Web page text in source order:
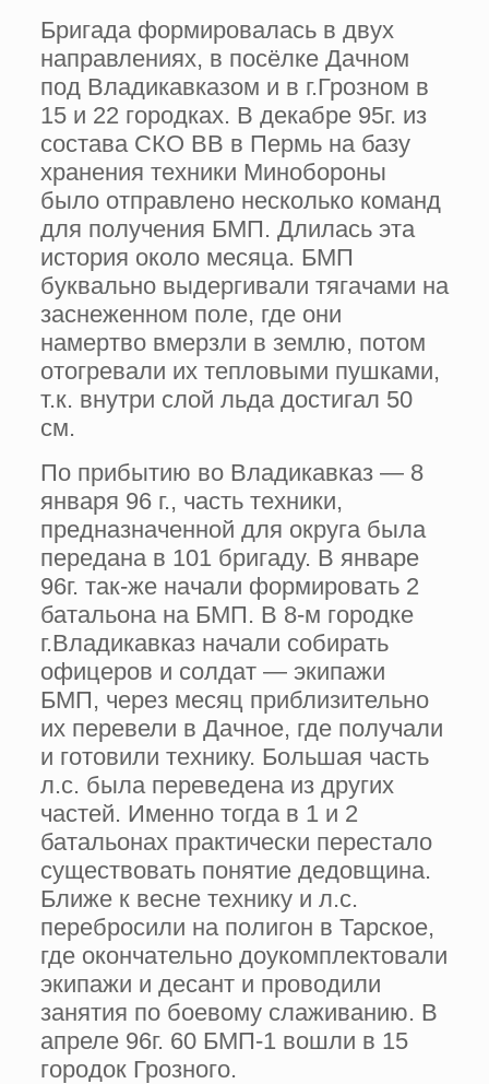
Бригада формировалась в двух
направлениях, в посёлке Дачном
под Владикавказом и в г.Грозном в
15 и 22 городках. В декабре 95г. из
состава СКО ВВ в Пермь на базу
хранения техники Минобороны
было отправлено несколько команд
для получения БМП. Длилась эта
история около месяца. БМП
буквально выдергивали тягачами на
заснеженном поле, где они
намертво вмерзли в землю, потом
отогревали их тепловыми пушками,
т.к. внутри слой льда достигал 50
см.
По прибытию во Владикавказ — 8
января 96 г., часть техники,
предназначенной для округа была
передана в 101 бригаду. В январе
96г. так-же начали формировать 2
батальона на БМП. В 8-м городке
г.Владикавказ начали собирать
офицеров и солдат — экипажи
БМП, через месяц приблизительно
их перевели в Дачное, где получали
и готовили технику. Большая часть
л.с. была переведена из других
частей. Именно тогда в 1 и 2
батальонах практически перестало
существовать понятие дедовщина.
Ближе к весне технику и л.с.
перебросили на полигон в Тарское,
где окончательно доукомплектовали
экипажи и десант и проводили
занятия по боевому слаживанию. В
апреле 96г. 60 БМП-1 вошли в 15
городок Грозного.